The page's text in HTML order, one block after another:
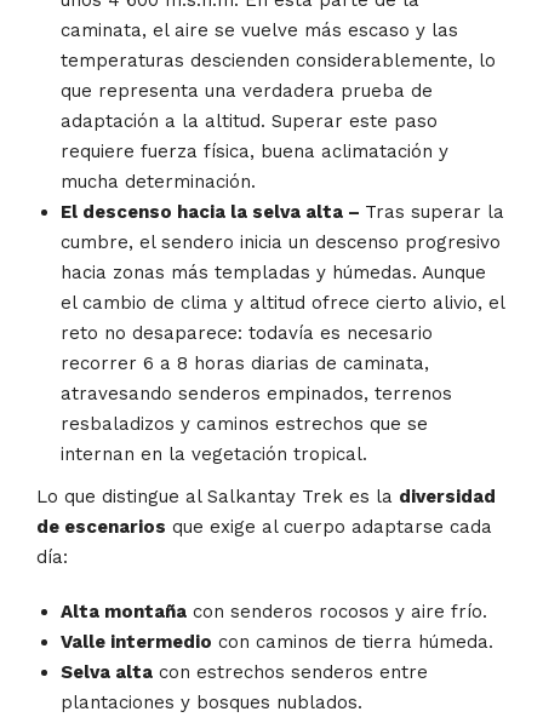
caminata, el aire se vuelve más escaso y las
temperaturas descienden considerablemente, lo
que representa una verdadera prueba de
adaptación a la altitud. Superar este paso
requiere fuerza física, buena aclimatación y
mucha determinación.
El descenso hacia la selva alta – Tras superar la
cumbre, el sendero inicia un descenso progresivo
hacia zonas más templadas y húmedas. Aunque
el cambio de clima y altitud ofrece cierto alivio, el
reto no desaparece: todavía es necesario
recorrer 6 a 8 horas diarias de caminata,
atravesando senderos empinados, terrenos
resbaladizos y caminos estrechos que se
internan en la vegetación tropical.
Lo que distingue al Salkantay Trek es la diversidad
de escenarios que exige al cuerpo adaptarse cada
día:
Alta montaña con senderos rocosos y aire frío.
Valle intermedio con caminos de tierra húmeda.
Selva alta con estrechos senderos entre
plantaciones y bosques nublados.